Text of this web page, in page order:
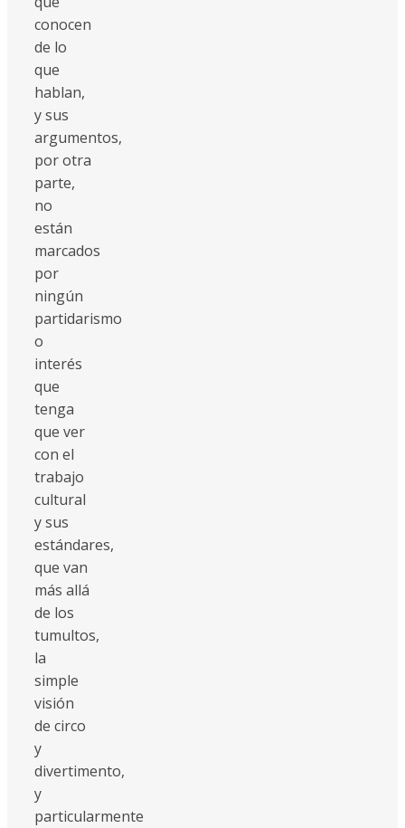
conocen
de lo
que
hablan,
y sus
argumentos,
por otra
parte,
no
están
marcados
por
ningún
partidarismo
o
interés
que
tenga
que ver
con el
trabajo
cultural
y sus
estándares,
que van
más allá
de los
tumultos,
la
simple
visión
de circo
y
divertimento,
y
particularmente